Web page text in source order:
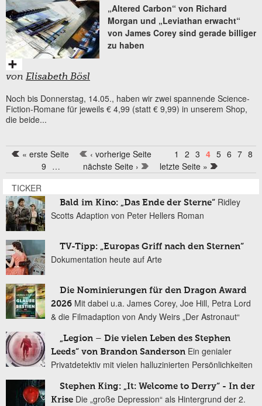
„Altered Carbon“ von Richard
Morgan und „Leviathan erwacht“
von James Corey sind gerade billiger
zu haben
von Elisabeth Bösl
Noch bis Donnerstag, 14.05., haben wir zwei spannende Science-
Fiction-Romane für jeweils € 4,99 (statt € 9,99) in unserem Shop,
die beide...
Seiten
« erste Seite ‹ vorherige Seite 1 2 3 4 5 6 7 8
9 … nächste Seite ›
letzte Seite »
TICKER
Bald im Kino: „Das Ende der Sterne“ Ridley
Scotts Adaption von Peter Hellers Roman
TV-Tipp: „Europas Griff nach den Sternen“
Dokumentation heute auf Arte
Die Nominierungen für den Dragon Award
2026 Mit dabei u.a. James Corey, Joe Hill, Petra Lord
& die Filmadaption von Andy Weirs „Der Astronaut“
„Legion – Die vielen Leben des Stephen
Leeds“ von Brandon Sanderson Ein genialer
Privatdetektiv mit vielen halluzinierten Persönlichkeiten
Stephen King: „It: Welcome to Derry“ - In der
Krise Die „große Depression“ als Hintergrund der 2.